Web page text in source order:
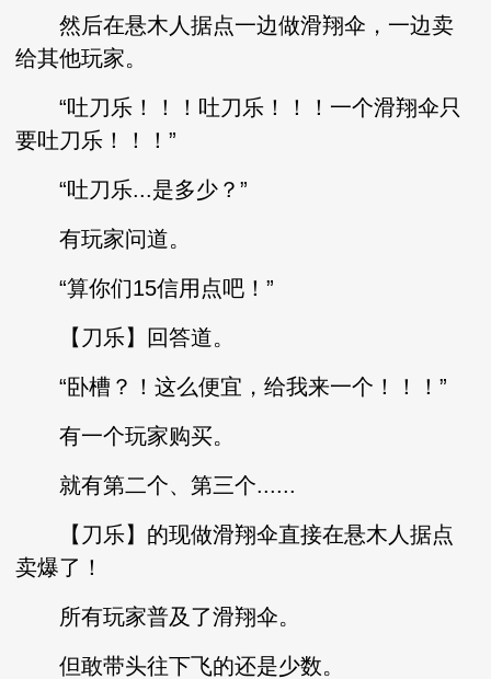
然后在悬木人据点一边做滑翔伞，一边卖
给其他玩家。
“吐刀乐！！！吐刀乐！！！一个滑翔伞只
要吐刀乐！！！”
“吐刀乐...是多少？”
有玩家问道。
“算你们15信用点吧！”
【刀乐】回答道。
“卧槽？！这么便宜，给我来一个！！！”
有一个玩家购买。
就有第二个、第三个......
【刀乐】的现做滑翔伞直接在悬木人据点
卖爆了！
所有玩家普及了滑翔伞。
但敢带头往下飞的还是少数。